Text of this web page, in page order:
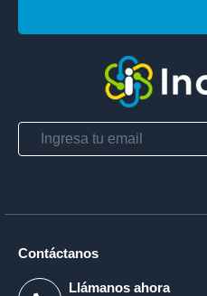
Contáctanos
Llámanos ahora